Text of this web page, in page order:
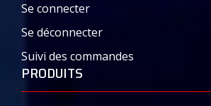
Se connecter
Se déconnecter
Suivi des commandes
PRODUITS